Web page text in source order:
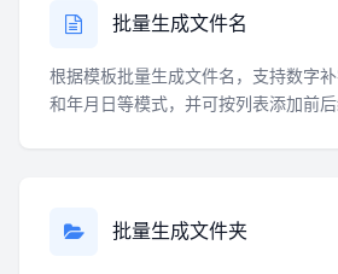
批量生成文件名
根据模板批量生成文件名，支持数字
和年月日等模式，并可按列表添加前后
批量生成文件夹